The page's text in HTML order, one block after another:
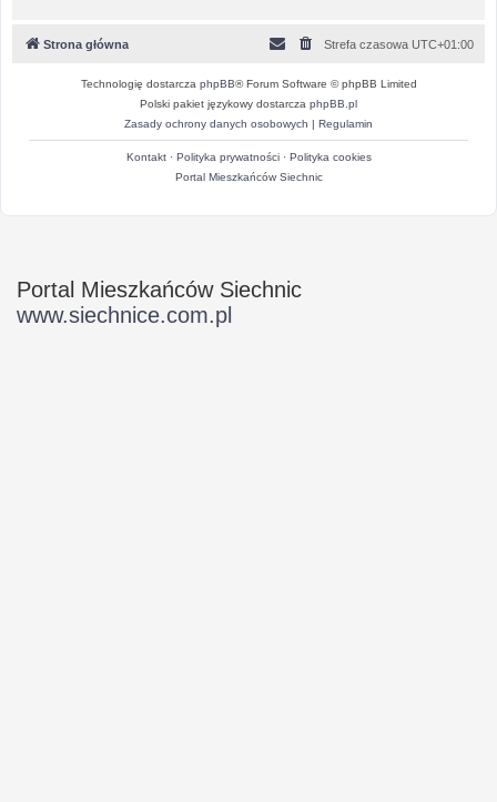
Strona główna Strefa czasowa UTC+01:00
Technologię dostarcza phpBB® Forum Software © phpBB Limited
Polski pakiet językowy dostarcza phpBB.pl
Zasady ochrony danych osobowych | Regulamin
Kontakt· Polityka prywatności· Polityka cookies
Portal Mieszkańców Siechnic
Portal Mieszkańców Siechnic
www.siechnice.com.pl